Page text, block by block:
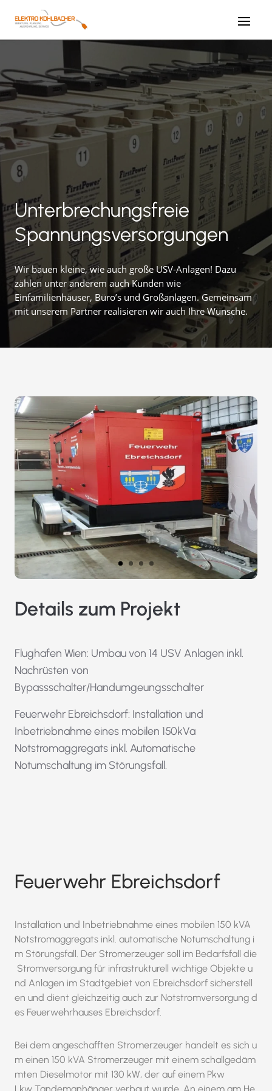
Unterbrechungsfreie
Spannungsversorgungen
Wir bauen kleine, wie auch große USV-Anlagen! Dazu
zählen unter anderem auch Kunden wie
Einfamilienhäuser, Büro’s und Großanlagen. Gemeinsam
mit unserem Partner realisieren wir auch Ihre Wünsche.
Details zum Projekt
Flughafen Wien: Umbau von 14 USV Anlagen inkl.
Nachrüsten von
Bypassschalter/Handumgeungsschalter
Feuerwehr Ebreichsdorf: Installation und
Inbetriebnahme eines mobilen 150kVa
Notstromaggregats inkl. Automatische
Notumschaltung im Störungsfall.
Feuerwehr Ebreichsdorf
Installation und Inbetriebnahme eines mobilen 150 kVA
Notstromaggregats inkl. automatische Notumschaltung i
m Störungsfall. Der Stromerzeuger soll im Bedarfsfall die
Stromversorgung für infrastrukturell wichtige Objekte u
nd Anlagen im Stadtgebiet von Ebreichsdorf sicherstell
en und dient gleichzeitig auch zur Notstromversorgung d
es Feuerwehrhauses Ebreichsdorf.
Bei dem angeschafften Stromerzeuger handelt es sich u
m einen 150 kVA Stromerzeuger mit einem schallgedäm
mten Dieselmotor mit 130 kW, der auf einem Pkw